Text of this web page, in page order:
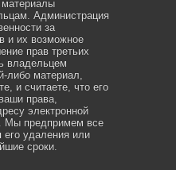
Администрация
за
и их возможное
прав третьих
владельцем
либо материал,
и считаете, что его
права,
электронной
. Мы предпримем все
удаления или
сроки.